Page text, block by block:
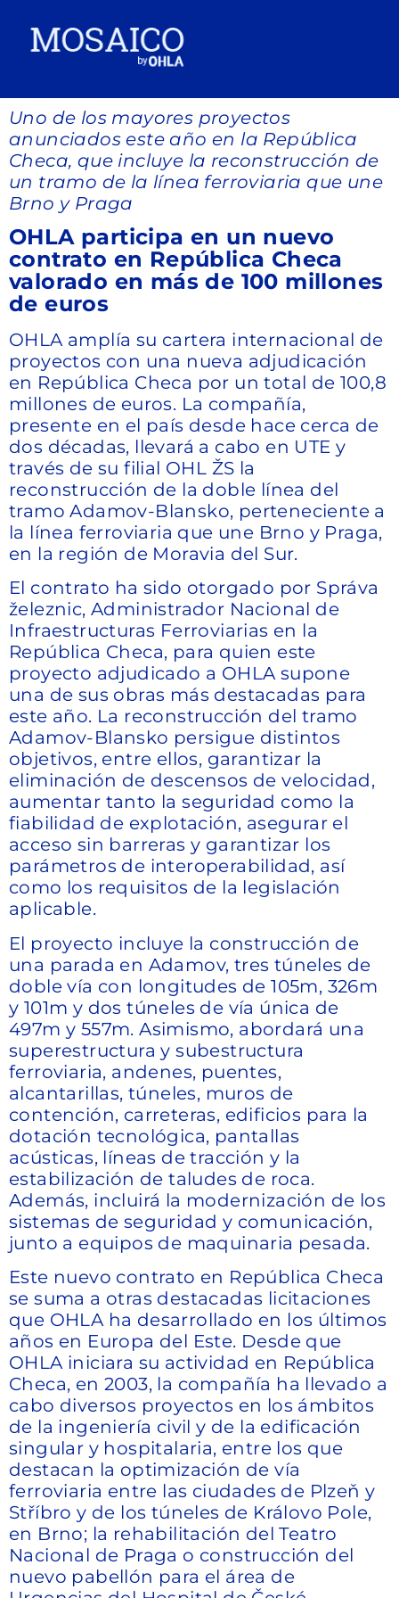
Uno de los mayores proyectos
anunciados este año en la República
Checa, que incluye la reconstrucción de
un tramo de la línea ferroviaria que une
Brno y Praga
OHLA participa en un nuevo
contrato en República Checa
valorado en más de 100 millones
de euros
OHLA amplía su cartera internacional de
proyectos con una nueva adjudicación
en República Checa por un total de 100,8
millones de euros. La compañía,
presente en el país desde hace cerca de
dos décadas, llevará a cabo en UTE y
través de su filial OHL ŽS la
reconstrucción de la doble línea del
tramo Adamov-Blansko, perteneciente a
la línea ferroviaria que une Brno y Praga,
en la región de Moravia del Sur.
El contrato ha sido otorgado por Správa
železnic, Administrador Nacional de
Infraestructuras Ferroviarias en la
República Checa, para quien este
proyecto adjudicado a OHLA supone
una de sus obras más destacadas para
este año. La reconstrucción del tramo
Adamov-Blansko persigue distintos
objetivos, entre ellos, garantizar la
eliminación de descensos de velocidad,
aumentar tanto la seguridad como la
fiabilidad de explotación, asegurar el
acceso sin barreras y garantizar los
parámetros de interoperabilidad, así
como los requisitos de la legislación
aplicable.
El proyecto incluye la construcción de
una parada en Adamov, tres túneles de
doble vía con longitudes de 105m, 326m
y 101m y dos túneles de vía única de
497m y 557m. Asimismo, abordará una
superestructura y subestructura
ferroviaria, andenes, puentes,
alcantarillas, túneles, muros de
contención, carreteras, edificios para la
dotación tecnológica, pantallas
acústicas, líneas de tracción y la
estabilización de taludes de roca.
Además, incluirá la modernización de los
sistemas de seguridad y comunicación,
junto a equipos de maquinaria pesada.
Este nuevo contrato en República Checa
se suma a otras destacadas licitaciones
que OHLA ha desarrollado en los últimos
años en Europa del Este. Desde que
OHLA iniciara su actividad en República
Checa, en 2003, la compañía ha llevado a
cabo diversos proyectos en los ámbitos
de la ingeniería civil y de la edificación
singular y hospitalaria, entre los que
destacan la optimización de vía
ferroviaria entre las ciudades de Plzeň y
Stříbro y de los túneles de Královo Pole,
en Brno; la rehabilitación del Teatro
Nacional de Praga o construcción del
nuevo pabellón para el área de